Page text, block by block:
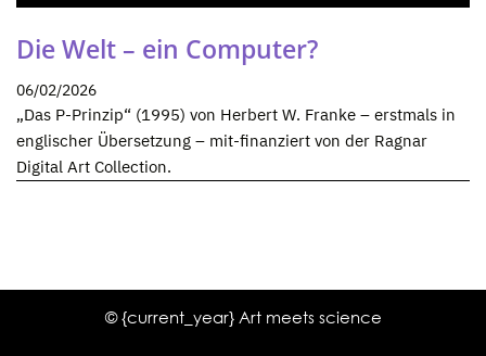
Die Welt – ein Computer?
06/02/2026
„Das P-Prinzip“ (1995) von Herbert W. Franke – erstmals in
englischer Übersetzung – mit-finanziert von der Ragnar
Digital Art Collection.
© {current_year} Art meets science